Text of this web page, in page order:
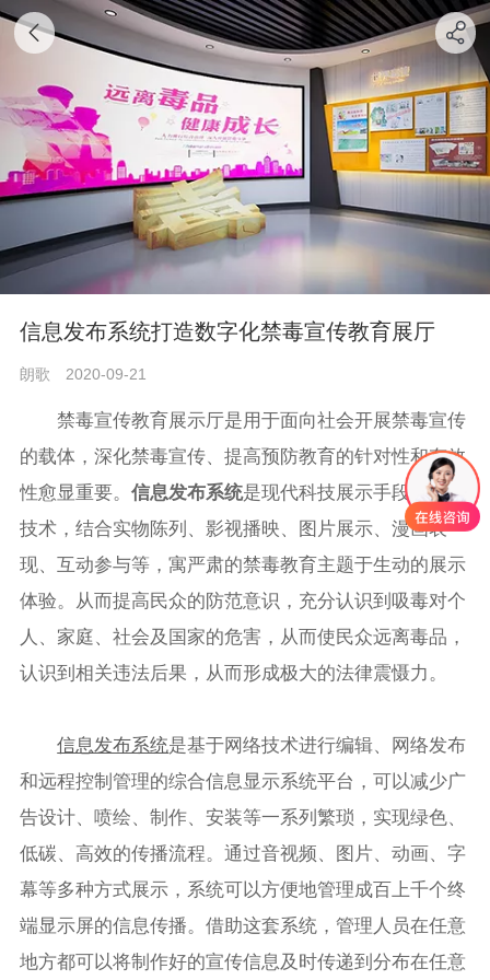
信息发布系统打造数字化禁毒宣传教育展厅
朗歌 2020-09-21
禁毒宣传教育展示厅是用于面向社会开展禁毒宣传
的载体，深化禁毒宣传、提高预防教育的针对性和有效
性愈显重要。信息发布系统是现代科技展示手段和传媒
技术，结合实物陈列、影视播映、图片展示、漫画表
现、互动参与等，寓严肃的禁毒教育主题于生动的展示
体验。从而提高民众的防范意识，充分认识到吸毒对个
人、家庭、社会及国家的危害，从而使民众远离毒品，
认识到相关违法后果，从而形成极大的法律震慑力。
信息发布系统是基于网络技术进行编辑、网络发布
和远程控制管理的综合信息显示系统平台，可以减少广
告设计、喷绘、制作、安装等一系列繁琐，实现绿色、
低碳、高效的传播流程。通过音视频、图片、动画、字
幕等多种方式展示，系统可以方便地管理成百上千个终
端显示屏的信息传播。借助这套系统，管理人员在任意
地方都可以将制作好的宣传信息及时传递到分布在任意